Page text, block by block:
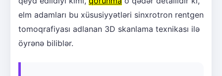
elm adamları bu xüsusiyyətləri sinxrotron rentgen
tomoqrafiyası adlanan 3D skanlama texnikası ilə
öyrənə biliblər.